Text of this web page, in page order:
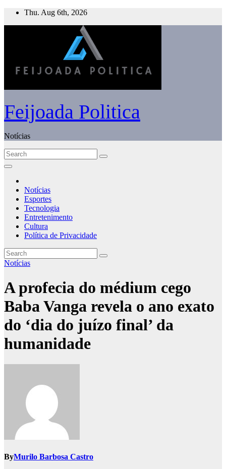
Skip
Thu. Aug 6th, 2026
Feijoada Politica
Notícias
Notícias
Esportes
Tecnologia
Entretenimento
Cultura
Política de Privacidade
Notícias
A profecia do médium cego
Baba Vanga revela o ano exato
do ‘dia do juízo final’ da
humanidade
ByMurilo Barbosa Castro